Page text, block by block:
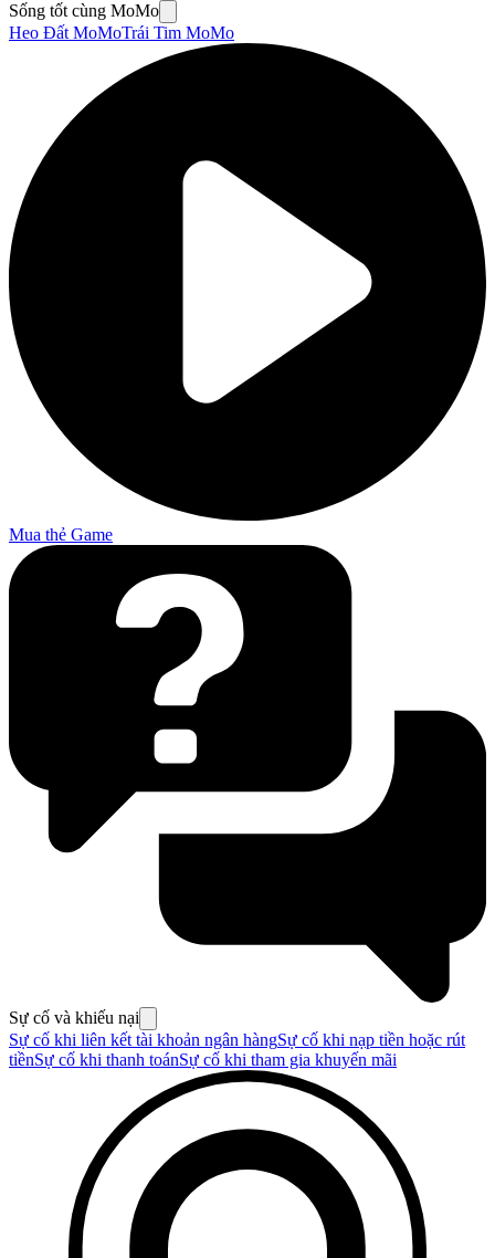
Sống tốt cùng MoMo
Heo Đất MoMoTrái Tim MoMo
Mua thẻ Game
Sự cố và khiếu nại
Sự cố khi liên kết tài khoản ngân hàngSự cố khi nạp tiền hoặc rút
tiềnSự cố khi thanh toánSự cố khi tham gia khuyến mãi